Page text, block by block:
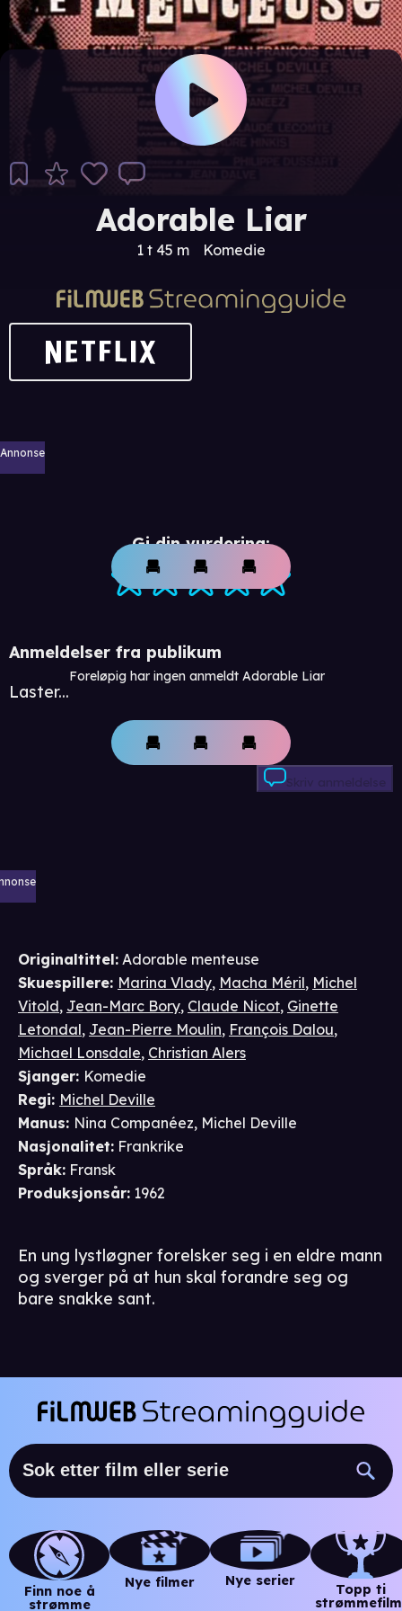
Adorable Liar
1 t 45 m Komedie
Annonse
Gi din vurdering:
Anmeldelser fra publikum
Laster...
Foreløpig har ingen anmeldt Adorable Liar
Skriv anmeldelse
Originaltittel: Adorable menteuse
Skuespillere: Marina Vlady, Macha Méril, Michel
Vitold, Jean-Marc Bory, Claude Nicot, Ginette
Letondal, Jean-Pierre Moulin, François Dalou,
Michael Lonsdale, Christian Alers
Sjanger: Komedie
Regi: Michel Deville
Manus: Nina Companéez, Michel Deville
Nasjonalitet: Frankrike
Språk: Fransk
Produksjonsår: 1962
En ung lystløgner forelsker seg i en eldre mann
og sverger på at hun skal forandre seg og
bare snakke sant.
Finn noe å
strømme
Nye filmer Nye serier
Topp ti